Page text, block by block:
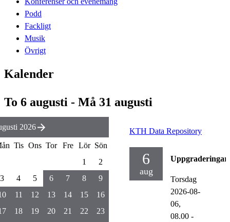
Podd
Fackligt
Musik
Övrigt
Kalender
To 6 augusti - Må 31 augusti
KTH Data Repository
6
aug
Uppgraderingar
Torsdag
2026-08-
06,
08.00 -
2026
Tis Ons Tor Fre Lör Sön
1
2
3
4 5 6 7 8
9
11 12 13 14 15
16
18 19 20 21 22
23